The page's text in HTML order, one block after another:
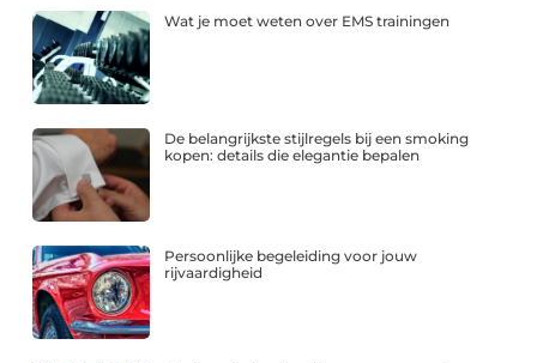
Wat je moet weten over EMS trainingen
De belangrijkste stijlregels bij een smoking
kopen: details die elegantie bepalen
Persoonlijke begeleiding voor jouw
rijvaardigheid